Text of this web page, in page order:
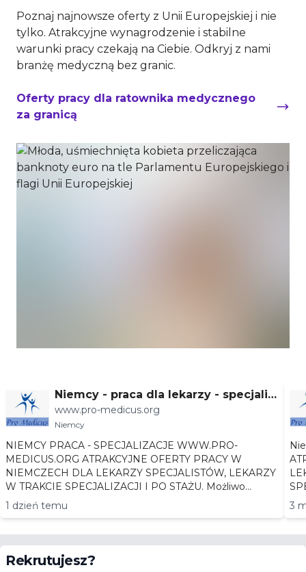
Poznaj najnowsze oferty z Unii Europejskiej i nie
tylko. Atrakcyjne wynagrodzenie i stabilne
warunki pracy czekają na Ciebie. Odkryj z nami
branżę medyczną bez granic.
Oferty pracy dla ratownika medycznego
za granicą
Niemcy - praca dla lekarzy - specjaliz
acje
www.pro-medicus.org
Niemcy
NIEMCY PRACA - SPECJALIZACJE WWW.PRO-
MEDICUS.ORG ATRAKCYJNE OFERTY PRACY W
NIEMCZECH DLA LEKARZY SPECJALISTÓW, LEKARZY
W TRAKCIE SPECJALIZACJI I PO STAŻU. Możliwo...
1 dzień temu
3
Rekrutujesz?